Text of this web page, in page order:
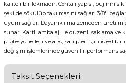
kaliteli bir lokmadır. Contalı yapısı, bujinin
şekilde sökülüp takılmasını sağlar. 3/8''
uyum sağlar. Dayanıklı malzemeden
sunar. Kartlı ambalajı ile düzenli saklama ve
profesyonelleri ve araç sahipleri için ideal bir
değişim işlemlerinde güvenilir performans
Taksit Seçenekleri